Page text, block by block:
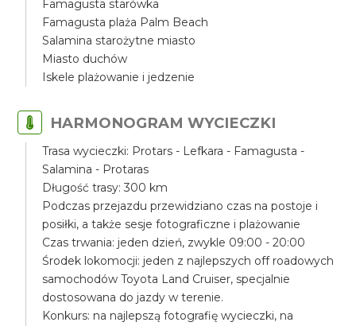
Famagusta starówka
Famagusta plaża Palm Beach
Salamina starożytne miasto
Miasto duchów
Iskele plażowanie i jedzenie
HARMONOGRAM WYCIECZKI
Trasa wycieczki: Protars - Lefkara - Famagusta -
Salamina - Protaras
Długość trasy: 300 km
Podczas przejazdu przewidziano czas na postoje i
posiłki, a także sesje fotograficzne i plażowanie
Czas trwania: jeden dzień, zwykle 09:00 - 20:00
Środek lokomocji: jeden z najlepszych off roadowych
samochodów Toyota Land Cruiser, specjalnie
dostosowana do jazdy w terenie.
Konkurs: na najlepszą fotografię wycieczki, na